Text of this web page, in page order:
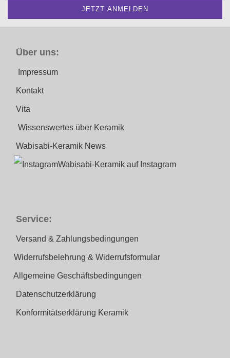
Über uns:
Impressum
Kontakt
Vita
Wissenswertes über Keramik
Wabisabi-Keramik News
Wabisabi-Keramik auf Instagram
Service:
Versand & Zahlungsbedingungen
Widerrufsbelehrung & Widerrufsformular
Allgemeine Geschäftsbedingungen
Datenschutzerklärung
Konformitätserklärung Keramik